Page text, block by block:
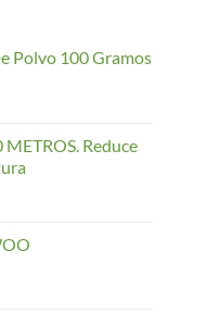
Polvo 100 Gramos
Reduce